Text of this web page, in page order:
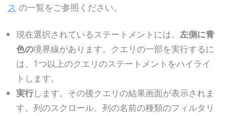
ス の一覧をご参照ください。
現在選択されているステートメントには、左側に青
色の境界線があります。クエリの一部を実行するに
は、1つ以上のクエリのステートメントをハイライ
トします。
実行します。その後クエリの結果画面が表示されま
す。列のスクロール、列の名前の種類のフィルタリ